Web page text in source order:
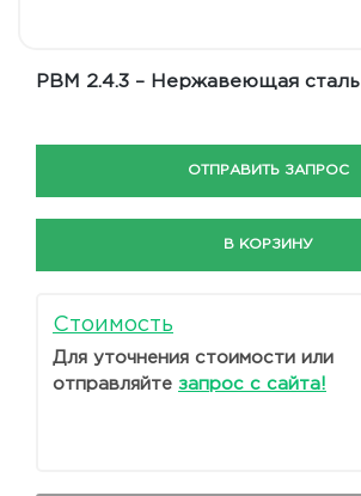
РВМ 2.4.3 – Нержавеющая сталь
ОТПРАВИТЬ ЗАПРОС
В КОРЗИНУ
Стоимость
Для уточнения стоимости или
отправляйте запрос с сайта!